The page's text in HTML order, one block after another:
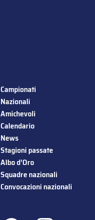
Campionati
Nazionali
Amichevoli
Calendario
News
Stagioni passate
Albo d’Oro
Squadre nazionali
Convocazioni nazionali